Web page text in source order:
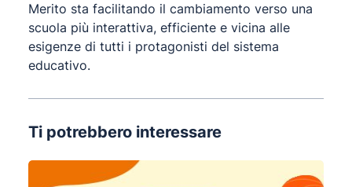
Merito sta facilitando il cambiamento verso una
scuola più interattiva, efficiente e vicina alle
esigenze di tutti i protagonisti del sistema
educativo.
Ti potrebbero interessare